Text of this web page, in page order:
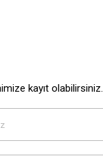
kayıt olabilirsiniz.